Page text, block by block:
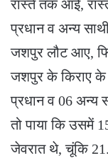
रास्ते तक आई,
प्रधान व अन्य
जशपुर लौट आए,
जशपुर के किराए के
प्रधान व 06 अन्य
तो पाया कि उसमें
जेवरात थे, चूंकि